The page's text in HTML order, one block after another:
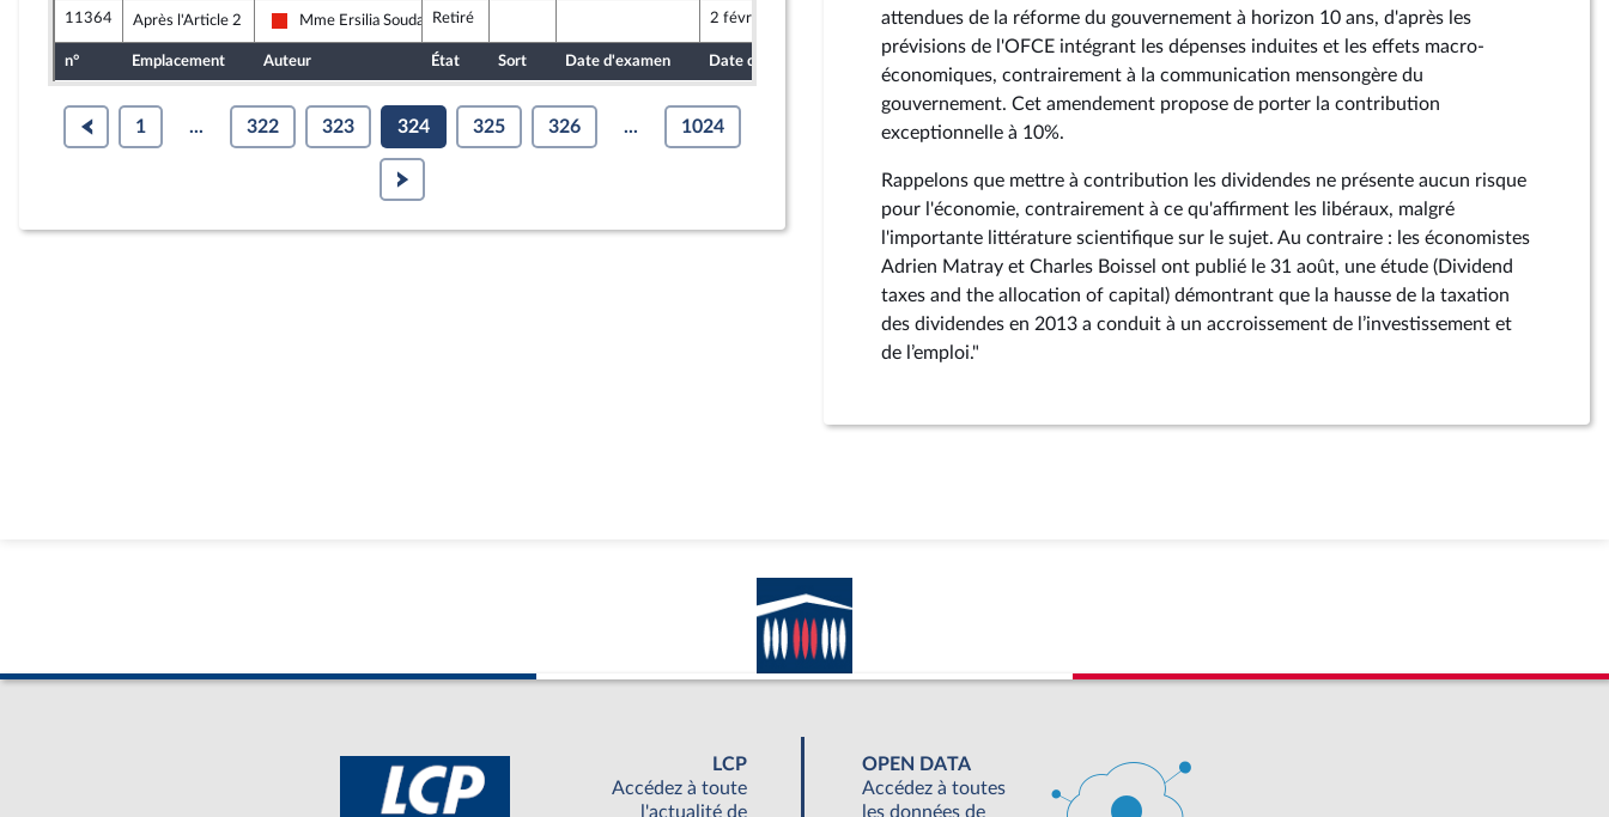
11364 Après l'Article 2
La France insoumise - Nouvelle Union Populaire écologique et sociale
Mme Ersilia SoudaisRetiré 2 février 2023
n° Emplacement Auteur État Sort Date d'examen Date de dépôt
1 ... 322 323 324 325 326 ... 1024
attendues de la réforme du gouvernement à horizon 10 ans, d'après les
prévisions de l'OFCE intégrant les dépenses induites et les effets macro-
économiques, contrairement à la communication mensongère du
gouvernement. Cet amendement propose de porter la contribution
exceptionnelle à 10%.
Rappelons que mettre à contribution les dividendes ne présente aucun risque
pour l'économie, contrairement à ce qu'affirment les libéraux, malgré
l'importante littérature scientifique sur le sujet. Au contraire : les économistes
Adrien Matray et Charles Boissel ont publié le 31 août, une étude (Dividend
taxes and the allocation of capital) démontrant que la hausse de la taxation
des dividendes en 2013 a conduit à un accroissement de l’investissement et
de l’emploi."
LCP
Accédez à toute
l'actualité de
OPEN DATA
Accédez à toutes
les données de